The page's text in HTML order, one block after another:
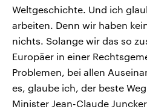
Weltgeschichte. Und ich
arbeiten. Denn wir haben
nichts. Solange wir das so
Europäer in einer
Problemen, bei allen
es, glaube ich, der beste
Minister Jean-Claude